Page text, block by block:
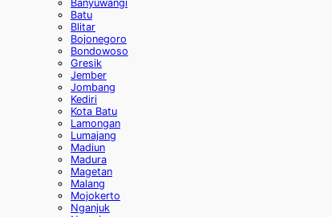
Banyuwangi
Batu
Blitar
Bojonegoro
Bondowoso
Gresik
Jember
Jombang
Kediri
Kota Batu
Lamongan
Lumajang
Madiun
Madura
Magetan
Malang
Mojokerto
Nganjuk